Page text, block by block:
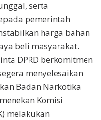
serta
pemerintah
harga bahan
beli masyarakat.
DPRD berkomitmen
menyelesaikan
Badan Narkotika
Komisi
melakukan